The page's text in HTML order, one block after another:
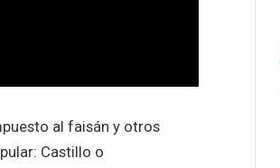
al faisán y otros
Castillo o